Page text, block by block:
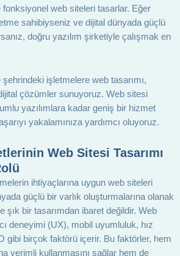
web siteleri tasarlar. Eğer
sahibiyseniz ve dijital dünyada güçlü
doğru yazılım şirketiyle çalışmak en
işletmelere web tasarımı,
çözümler sunuyoruz. Web sitesi
yazılımlara kadar geniş bir hizmet
yakalamınıza yardımcı oluyoruz.
Web Sitesi Tasarımı
ihtiyaçlarına uygun web siteleri
güçlü bir varlık oluşturmalarına olanak
şık bir tasarımdan ibaret değildir. Web
deneyimi (UX), mobil uyumluluk, hız
gibi birçok faktörü içerir. Bu faktörler, hem
verimli kullanmasını sağlar hem de